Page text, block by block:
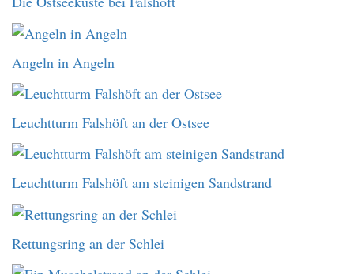
Angeln in Angeln
Leuchtturm Falshöft an der Ostsee
Leuchtturm Falshöft am steinigen Sandstrand
Rettungsring an der Schlei